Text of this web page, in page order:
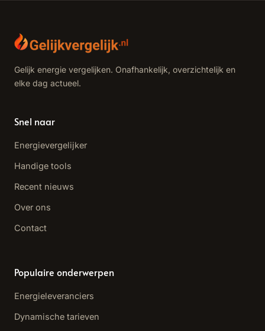
Gelijk energie vergelijken. Onafhankelijk, overzichtelijk en
elke dag actueel.
Snel naar
Energievergelijker
Handige tools
Recent nieuws
Over ons
Contact
Populaire onderwerpen
Energieleveranciers
Dynamische tarieven